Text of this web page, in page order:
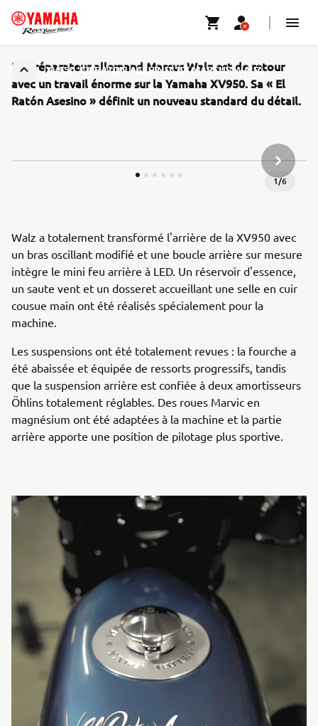
XV950 'EL RATÓN ASESINO' BY MARCUS WALZ
Le préparateur allemand Marcus Walz est de retour
avec un travail énorme sur la Yamaha XV950. Sa « El
Ratón Asesino » définit un nouveau standard du détail.
1/6
Walz a totalement transformé l'arrière de la XV950 avec
un bras oscillant modifié et une boucle arrière sur mesure
intègre le mini feu arrière à LED. Un réservoir d'essence,
un saute vent et un dosseret accueillant une selle en cuir
cousue main ont été réalisés spécialement pour la
machine.
Les suspensions ont été totalement revues : la fourche a
été abaissée et équipée de ressorts progressifs, tandis
que la suspension arrière est confiée à deux amortisseurs
Öhlins totalement réglables. Des roues Marvic en
magnésium ont été adaptées à la machine et la partie
arrière apporte une position de pilotage plus sportive.